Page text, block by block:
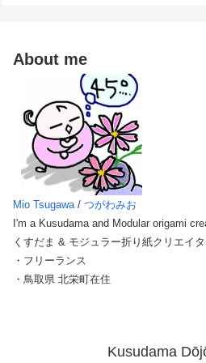
About me
Mio Tsugawa/ つがわみお
I'm a Kusudama and Modular origami
くすだま & モジュラー折り紙クリエイタ
・フリーランス
・鳥取県 北栄町在住
Kusudama